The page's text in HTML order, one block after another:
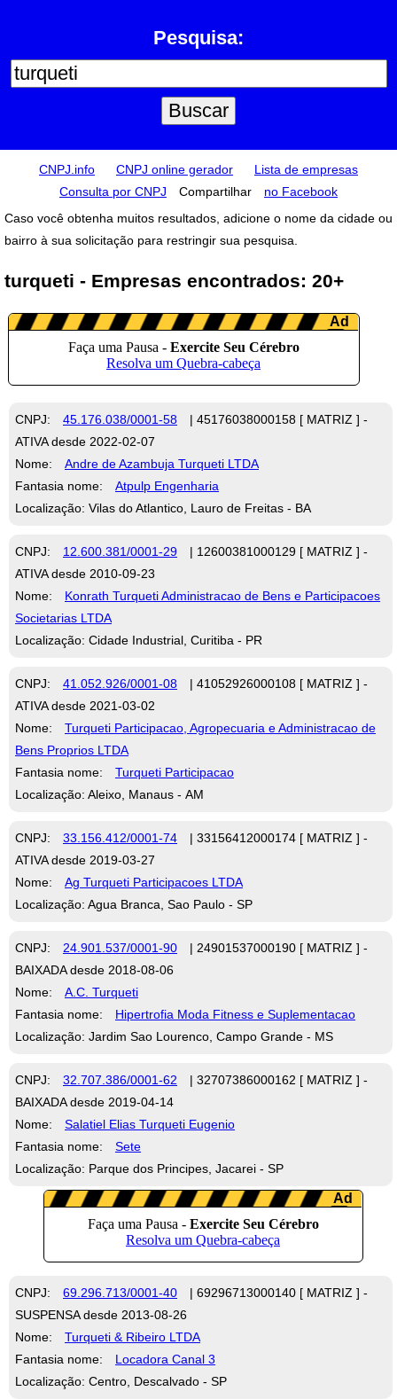
Pesquisa:
CNPJ.info CNPJ online gerador
Lista de empresas
Consulta por CNPJ
Compartilhar
no Facebook
Caso você obtenha muitos resultados, adicione o nome da cidade ou
bairro à sua solicitação para restringir sua pesquisa.
turqueti - Empresas encontrados: 20+
CNPJ: 45.176.038/0001-58
| 45176038000158 [ MATRIZ ] -
ATIVA desde 2022-02-07
Nome:
Andre de Azambuja Turqueti LTDA
Fantasia nome:
Atpulp Engenharia
Localização: Vilas do Atlantico, Lauro de Freitas - BA
CNPJ: 12.600.381/0001-29
| 12600381000129 [ MATRIZ ] -
ATIVA desde 2010-09-23
Nome:
Konrath Turqueti Administracao de Bens e Participacoes
Societarias LTDA
Localização: Cidade Industrial, Curitiba - PR
CNPJ: 41.052.926/0001-08
| 41052926000108 [ MATRIZ ] -
ATIVA desde 2021-03-02
Nome:
Turqueti Participacao, Agropecuaria e Administracao de
Bens Proprios LTDA
Fantasia nome:
Turqueti Participacao
Localização: Aleixo, Manaus - AM
CNPJ: 33.156.412/0001-74
| 33156412000174 [ MATRIZ ] -
ATIVA desde 2019-03-27
Nome:
Ag Turqueti Participacoes LTDA
Localização: Agua Branca, Sao Paulo - SP
CNPJ: 24.901.537/0001-90
| 24901537000190 [ MATRIZ ] -
BAIXADA desde 2018-08-06
Nome:
A.C. Turqueti
Fantasia nome:
Hipertrofia Moda Fitness e Suplementacao
Localização: Jardim Sao Lourenco, Campo Grande - MS
CNPJ: 32.707.386/0001-62
| 32707386000162 [ MATRIZ ] -
BAIXADA desde 2019-04-14
Nome:
Salatiel Elias Turqueti Eugenio
Fantasia nome:
Sete
Localização: Parque dos Principes, Jacarei - SP
CNPJ: 69.296.713/0001-40
| 69296713000140 [ MATRIZ ] -
SUSPENSA desde 2013-08-26
Nome:
Turqueti & Ribeiro LTDA
Fantasia nome:
Locadora Canal 3
Localização: Centro, Descalvado - SP